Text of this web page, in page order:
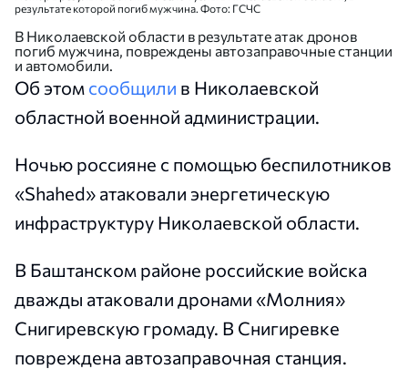
результате которой погиб мужчина. Фото: ГСЧС
В Николаевской области в результате атак дронов
погиб мужчина, повреждены автозаправочные станции
и автомобили.
Об этом сообщили в Николаевской
областной военной администрации.
Ночью россияне с помощью беспилотников
«Shahed» атаковали энергетическую
инфраструктуру Николаевской области.
В Баштанском районе российские войска
дважды атаковали дронами «Молния»
Снигиревскую громаду. В Снигиревке
повреждена автозаправочная станция.